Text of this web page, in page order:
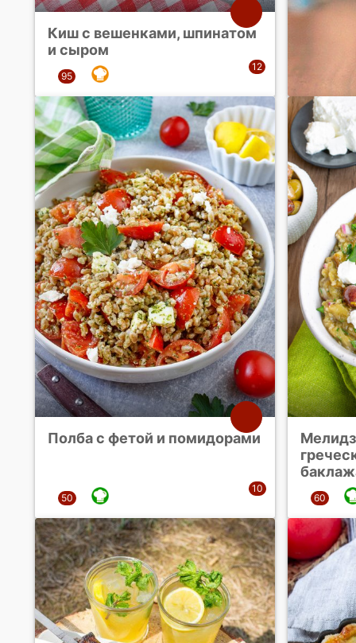
Киш с вешенками, шпинатом
и сыром
Полба с фетой и помидорами